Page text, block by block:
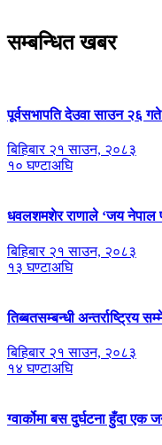
सम्बन्धित खबर
पूर्वसभापति देउवा साउन २६
बिहिबार २१ साउन, २०८३
१० घण्टाअघि
धवलशमशेर राणाले ‘जय नेपाल
बिहिबार २१ साउन, २०८३
१३ घण्टाअघि
तिब्बतसम्बन्धी अन्तर्राष्ट्रिय
बिहिबार २१ साउन, २०८३
१४ घण्टाअघि
ग्वार्कोमा बस दुर्घटना हुँदा एक